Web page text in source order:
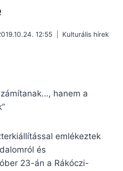
12:55 Kulturális hírek
hanem a
emlékeztek
és
23-án a Rákóczi-